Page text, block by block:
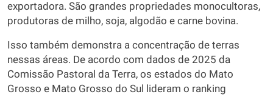
exportadora. São grandes propriedades monocultoras,
produtoras de milho, soja, algodão e carne bovina.
Isso também demonstra a concentração de terras
nessas áreas. De acordo com dados de 2025 da
Comissão Pastoral da Terra, os estados do Mato
Grosso e Mato Grosso do Sul lideram o ranking